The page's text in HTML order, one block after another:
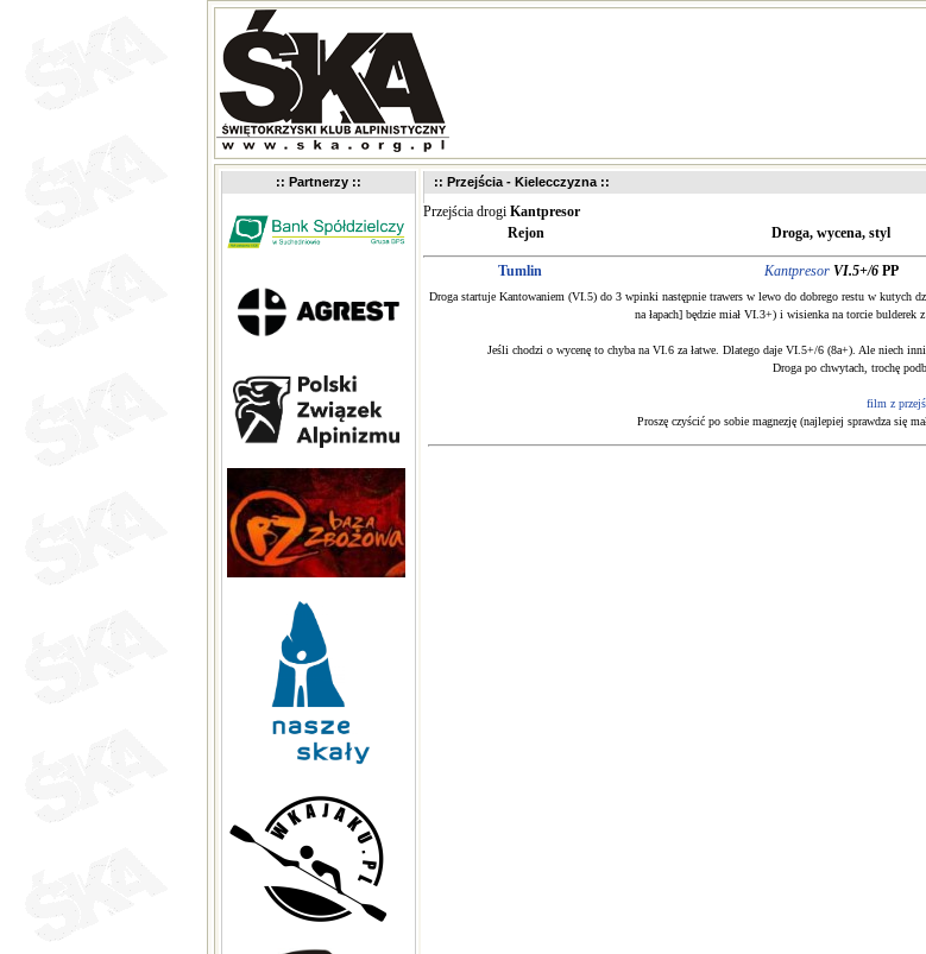
:: Partnerzy :: :: Przejścia - Kielecczyzna ::
Przejścia drogi Kantpresor
Rejon
Droga, wycena, styl
Tumlin Kantpresor VI.5+/6 PP
Droga startuje Kantowaniem (VI.5) do 3 wpinki następnie trawers w lewo do dobrego restu w kutych
na łapach] będzie miał VI.3+) i wisienka na torcie bulderek
Jeśli chodzi o wycenę to chyba na VI.6 za łatwe. Dlatego daje VI.5+/6 (8a+). Ale niech
Droga po chwytach, trochę
film z
Proszę czyścić po sobie magnezję (najlepiej sprawdza się